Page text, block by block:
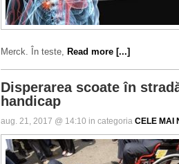
Merck. În teste, Read more [...]
Disperarea scoate în
handicap
aug. 21, 2017 @ 14:10 in categoria CELE MAI